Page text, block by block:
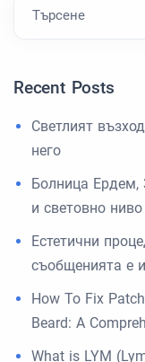
Търсене
Recent Posts
Светлият
него
Болница Ердем,
и световно
Естетични
съобщенията е
How To Fix
Beard: A
What is LYM